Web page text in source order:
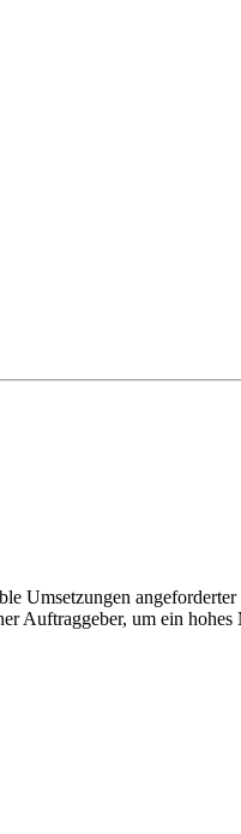
Umsetzungen angeforderter
Auftraggeber, um ein